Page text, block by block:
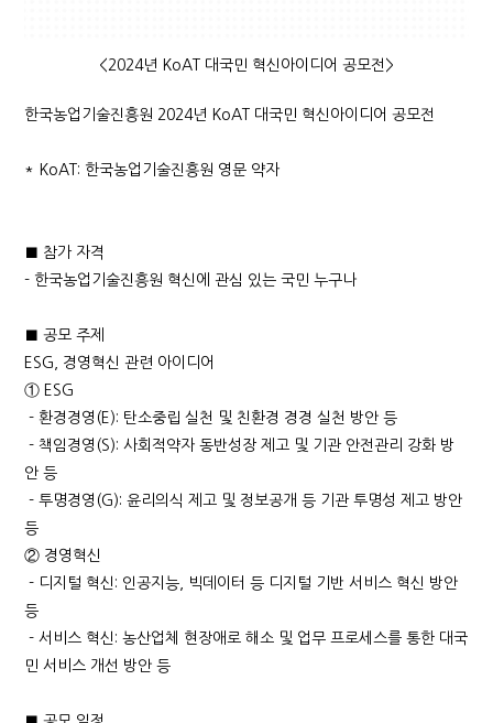
<2024년 KoAT 대국민 혁신아이디어 공모전>
한국농업기술진흥원 2024년 KoAT 대국민 혁신아이디어 공모전
* KoAT: 한국농업기술진흥원 영문 약자
■ 참가 자격
- 한국농업기술진흥원 혁신에 관심 있는 국민 누구나
■ 공모 주제
ESG, 경영혁신 관련 아이디어
① ESG
- 환경경영(E): 탄소중립 실천 및 친환경 경경 실천 방안 등
- 책임경영(S): 사회적약자 동반성장 제고 및 기관 안전관리 강화 방
안 등
- 투명경영(G): 윤리의식 제고 및 정보공개 등 기관 투명성 제고 방안
등
② 경영혁신
- 디지털 혁신: 인공지능, 빅데이터 등 디지털 기반 서비스 혁신 방안
등
- 서비스 혁신: 농산업체 현장애로 해소 및 업무 프로세스를 통한 대국
민 서비스 개선 방안 등